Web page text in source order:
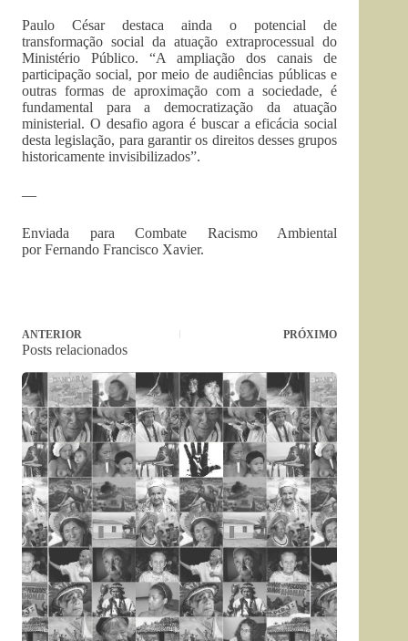
Paulo César destaca ainda o potencial de
transformação social da atuação extraprocessual do
Ministério Público. “A ampliação dos canais de
participação social, por meio de audiências públicas e
outras formas de aproximação com a sociedade, é
fundamental para a democratização da atuação
ministerial. O desafio agora é buscar a eficácia social
desta legislação, para garantir os direitos desses grupos
historicamente invisibilizados”.
—
Enviada para Combate Racismo Ambiental
por Fernando Francisco Xavier.
ANTERIOR PRÓXIMO
Posts relacionados